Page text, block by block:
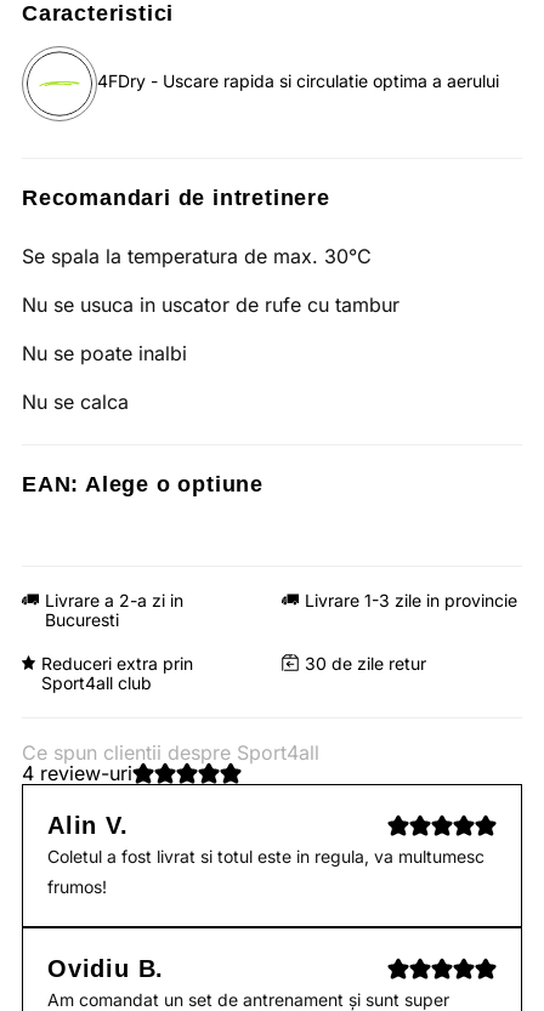
Caracteristici
4FDry - Uscare rapida si circulatie optima a aerului
Recomandari de intretinere
Se spala la temperatura de max. 30°C
Nu se usuca in uscator de rufe cu tambur
Nu se poate inalbi
Nu se calca
EAN: Alege o optiune
Livrare a 2-a zi in
Bucuresti
Livrare 1-3 zile in provincie
Reduceri extra prin
Sport4all club
30 de zile retur
Ce spun clientii despre Sport4all
4 review-uri
Alin V.
Coletul a fost livrat si totul este in regula, va multumesc
frumos!
Ovidiu B.
Am comandat un set de antrenament și sunt super